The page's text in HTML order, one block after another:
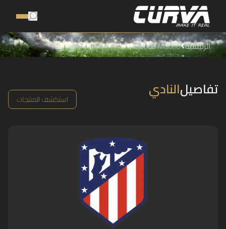
الرئيسية Atlético Madrid
الناديتفاصيل استكشف المنتجات